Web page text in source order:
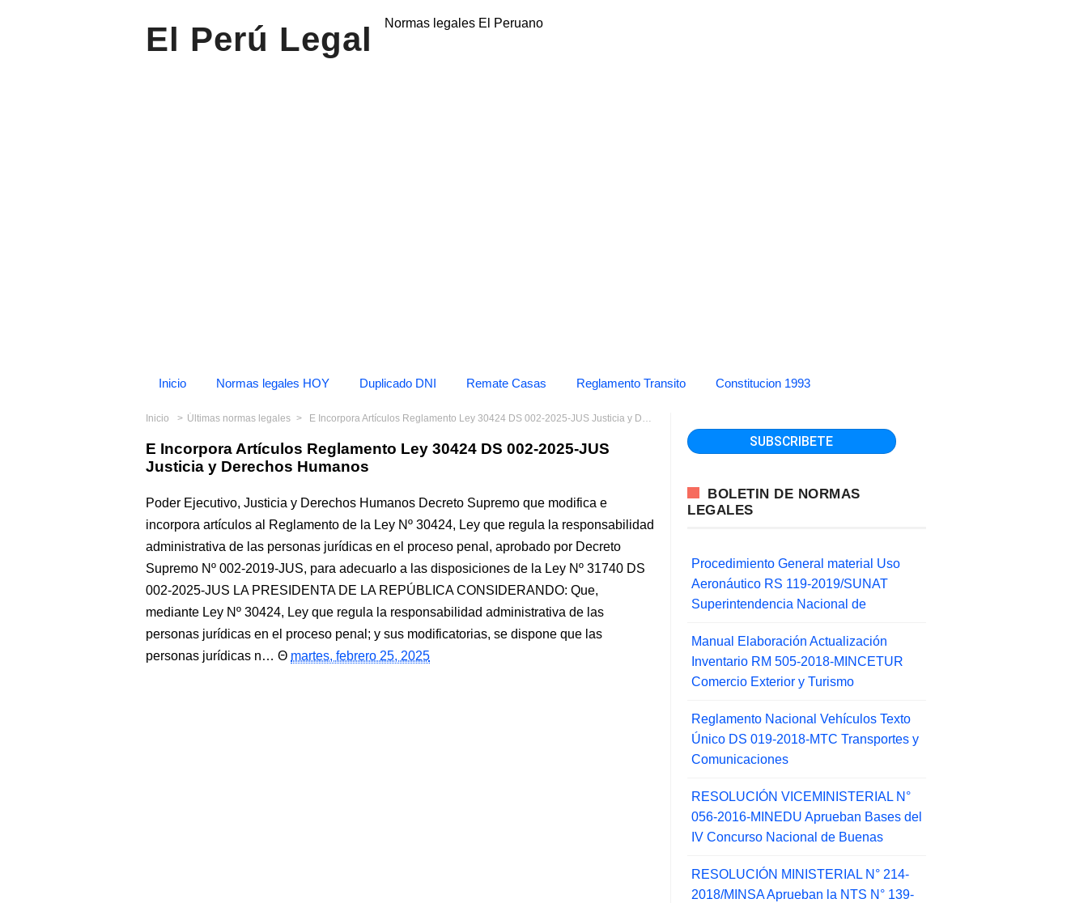
El Perú Legal Normas legales El Peruano
Inicio Normas legales HOY Duplicado DNI Remate Casas Reglamento Transito Constitucion 1993
Inicio Últimas normas legales E Incorpora Artículos Reglamento Ley 30424 DS 002-2025-JUS Justicia y Derechos Humanos
E Incorpora Artículos Reglamento Ley 30424 DS 002-2025-JUS
Justicia y Derechos Humanos
Poder Ejecutivo, Justicia y Derechos Humanos Decreto Supremo que modifica e
incorpora artículos al Reglamento de la Ley Nº 30424, Ley que regula la responsabilidad
administrativa de las personas jurídicas en el proceso penal, aprobado por Decreto
Supremo Nº 002-2019-JUS, para adecuarlo a las disposiciones de la Ley Nº 31740 DS
002-2025-JUS LA PRESIDENTA DE LA REPÚBLICA CONSIDERANDO: Que,
mediante Ley Nº 30424, Ley que regula la responsabilidad administrativa de las
personas jurídicas en el proceso penal; y sus modificatorias, se dispone que las
personas jurídicas n…
martes, febrero 25, 2025
BOLETIN DE NORMAS
LEGALES
Procedimiento General material Uso
Aeronáutico RS 119-2019/SUNAT
Superintendencia Nacional de
Manual Elaboración Actualización
Inventario RM 505-2018-MINCETUR
Comercio Exterior y Turismo
Reglamento Nacional Vehículos Texto
Único DS 019-2018-MTC Transportes y
Comunicaciones
RESOLUCIÓN VICEMINISTERIAL N°
056-2016-MINEDU Aprueban Bases del
IV Concurso Nacional de Buenas
RESOLUCIÓN MINISTERIAL N° 214-
2018/MINSA Aprueban la NTS N° 139-